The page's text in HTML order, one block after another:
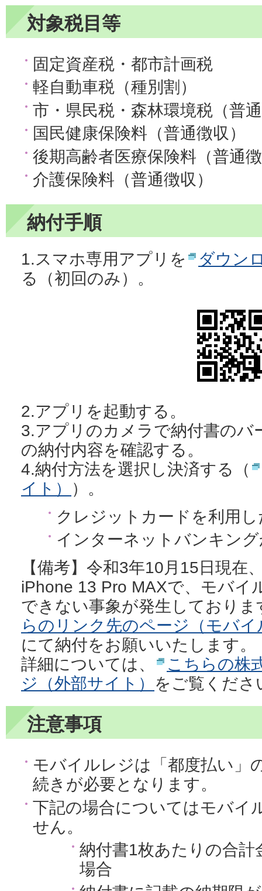
対象税目等
固定資産税・都市計画税
軽自動車税（種別割）
市・県民税・森林環境税（普
国民健康保険料（普通徴収）
後期高齢者医療保険料（普通
介護保険料（普通徴収）
納付手順
1.スマホ専用アプリを
ダウン
る（初回のみ）。
2.アプリを起動する。
3.アプリのカメラで納付書のバ
の納付内容を確認する。
4.納付方法を選択し決済する（
イト）
）。
クレジットカードを利用し
インターネットバンキン
【備考】令和3年10月15日現在
iPhone 13 Pro MAXで、モバイ
できない事象が発生しており
らのリンク先のページ（モバ
にて納付をお願いいたします。
詳細については、
こちらの株
ジ（外部サイト） をご覧くださ
注意事項
モバイルレジは「都度払い」
続きが必要となります。
下記の場合についてはモバイ
せん。
納付書1枚あたりの合
場合